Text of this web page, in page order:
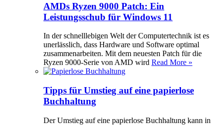
AMDs Ryzen 9000 Patch: Ein
Leistungsschub für Windows 11
In der schnelllebigen Welt der Computertechnik ist es
unerlässlich, dass Hardware und Software optimal
zusammenarbeiten. Mit dem neuesten Patch für die
Ryzen 9000-Serie von AMD wird Read More »
Tipps für Umstieg auf eine papierlose
Buchhaltung
Der Umstieg auf eine papierlose Buchhaltung kann in